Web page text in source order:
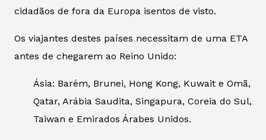
cidadãos de fora da Europa isentos de visto.
Os viajantes destes países necessitam de uma ETA
antes de chegarem ao Reino Unido:
Ásia: Barém, Brunei, Hong Kong, Kuwait e Omã,
Qatar, Arábia Saudita, Singapura, Coreia do Sul,
Taiwan e Emirados Árabes Unidos.